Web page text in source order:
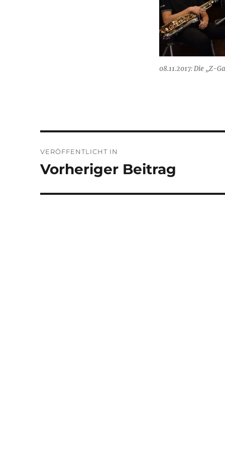
08.11.2017: Die „Z-
VERÖFFENTLICHT IN
Vorheriger Beitrag